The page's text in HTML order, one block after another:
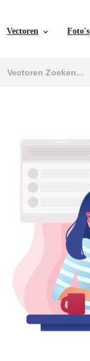
Vectoren Foto's